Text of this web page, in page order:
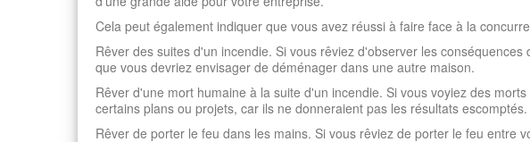
Cela peut également indiquer que vous avez réussi à faire face à la
Rêver des suites d'un incendie. Si vous rêviez d'observer les
que vous devriez envisager de déménager dans une autre maison.
Rêver d'une mort humaine à la suite d'un incendie. Si vous voyiez des
certains plans ou projets, car ils ne donneraient pas les résultats escomptés.
Rêver de porter le feu dans les mains. Si vous rêviez de porter le feu